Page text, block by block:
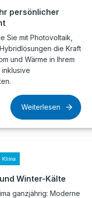
persönlicher
Sie mit Photovoltaik,
die Kraft
und Wärme in Ihrem
inklusive
Weiterlesen
Klima
Winter-Kälte
ganzjährig: Moderne